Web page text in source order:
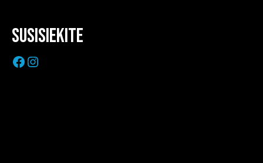
Susisiekite
Facebook
Instagram